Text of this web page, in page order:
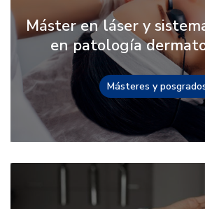
Máster en láser y
en patología
Másteres y